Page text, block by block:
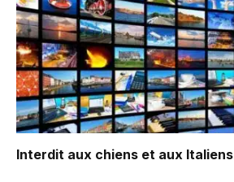
Interdit aux chiens et aux Italiens